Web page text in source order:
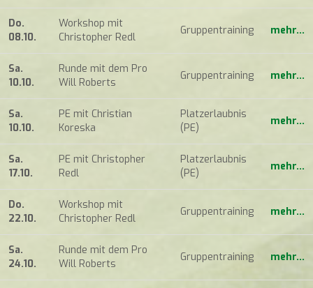
Do.
08.10.
Workshop mit
Christopher Redl
Gruppentraining mehr...
Sa.
10.10.
Runde mit dem Pro
Will Roberts
Gruppentraining mehr...
Sa.
10.10.
PE mit Christian
Koreska
Platzerlaubnis
(PE)
mehr...
Sa.
17.10.
PE mit Christopher
Redl
Platzerlaubnis
(PE)
mehr...
Do.
22.10.
Workshop mit
Christopher Redl
Gruppentraining mehr...
Sa.
24.10.
Runde mit dem Pro
Will Roberts
Gruppentraining mehr...